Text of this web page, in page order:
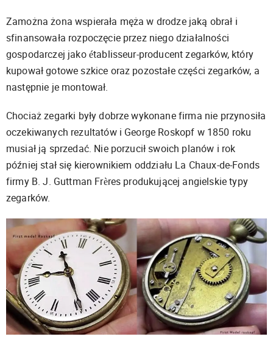
Zamożna żona wspierała męża w drodze jaką obrał i
sfinansowała rozpoczęcie przez niego działalności
gospodarczej jako établisseur-producent zegarków, który
kupował gotowe szkice oraz pozostałe części zegarków, a
następnie je montował.
Chociaż zegarki były dobrze wykonane firma nie przynosiła
oczekiwanych rezultatów i George Roskopf w 1850 roku
musiał ją sprzedać. Nie porzucił swoich planów i rok
później stał się kierownikiem oddziału La Chaux-de-Fonds
firmy B. J. Guttman Frères produkującej angielskie typy
zegarków.